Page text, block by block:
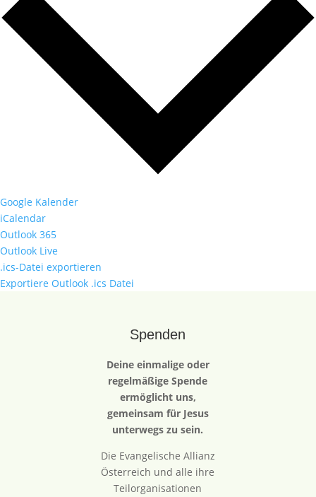
Google Kalender
iCalendar
Outlook 365
Outlook Live
.ics-Datei exportieren
Exportiere Outlook .ics Datei
Spenden
Deine einmalige oder
regelmäßige Spende
ermöglicht uns,
gemeinsam für Jesus
unterwegs zu sein.
Die Evangelische Allianz
Österreich und alle ihre
Teilorganisationen